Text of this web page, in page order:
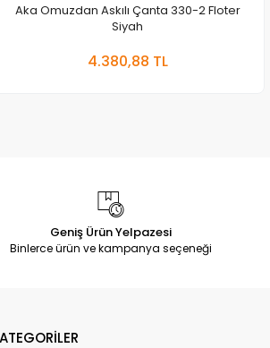
Aka Omuzdan Askılı Çanta 330-2 Floter
Siyah
4.380,88 TL
Geniş Ürün Yelpazesi
Binlerce ürün ve kampanya seçeneği